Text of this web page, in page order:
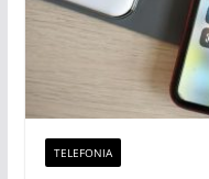
TELEFONIA